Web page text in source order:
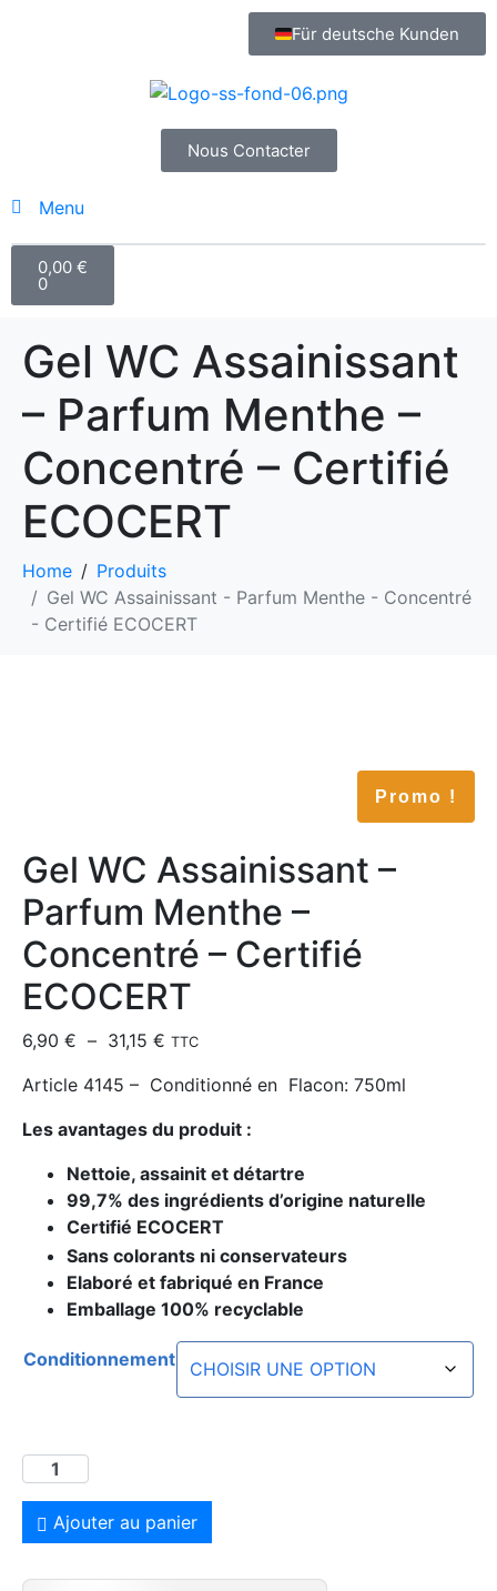
Für deutsche Kunden
Nous Contacter
Menu
0,00 €
0
Gel WC Assainissant
– Parfum Menthe –
Concentré – Certifié
ECOCERT
Home
Produits
Gel WC Assainissant - Parfum Menthe - Concentré
- Certifié ECOCERT
Promo !
Gel WC Assainissant –
Parfum Menthe –
Concentré – Certifié
ECOCERT
6,90 € – 31,15 € TTC
Article 4145 – Conditionné en Flacon: 750ml
Les avantages du produit :
Nettoie, assainit et détartre
99,7% des ingrédients d’origine naturelle
Certifié ECOCERT
Sans colorants ni conservateurs
Elaboré et fabriqué en France
Emballage 100% recyclable
Conditionnement
Ajouter au panier